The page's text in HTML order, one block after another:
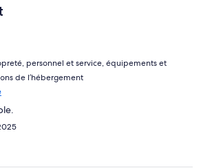
personnel et service, équipements et
de l’hébergement